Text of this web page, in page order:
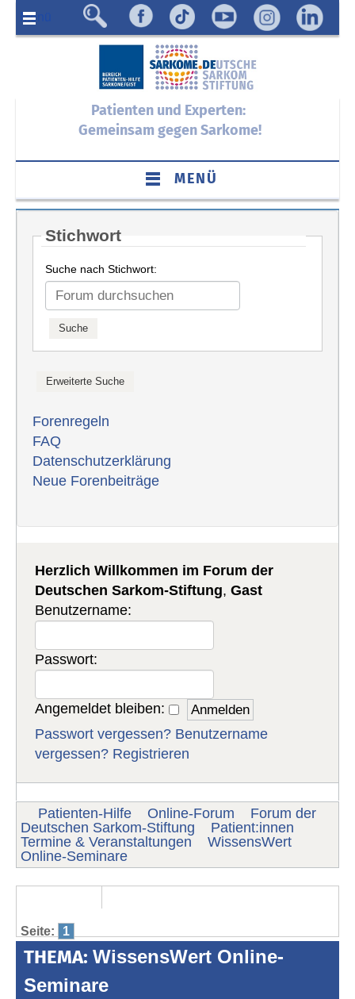
Menü
Patienten und Experten:
Gemeinsam gegen Sarkome!
MENÜ
Stichwort
Suche nach Stichwort:
Forenregeln
FAQ
Datenschutzerklärung
Neue Forenbeiträge
Herzlich Willkommen im Forum der
Deutschen Sarkom-Stiftung,Gast
Benutzername:
Passwort:
Angemeldet bleiben:
Passwort vergessen? Benutzername
vergessen? Registrieren
Patienten-Hilfe Online-Forum
Forum der
Deutschen Sarkom-Stiftung
Patient:innen
Termine & Veranstaltungen
WissensWert
Online-Seminare
Seite: 1
THEMA: WissensWert Online-
Seminare